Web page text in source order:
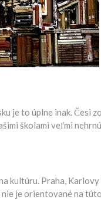
je to úplne inak.
školami veľmi
Praha,
je orientované na